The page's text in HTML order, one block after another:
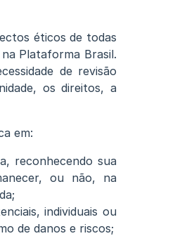
éticos de todas
Plataforma Brasil.
de revisão
os direitos, a
em:
reconhecendo sua
ou não, na
individuais ou
de danos e riscos;